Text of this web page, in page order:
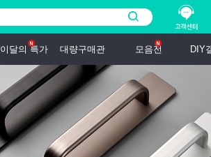
이달의 특가 대량구매관 모음전 DIY